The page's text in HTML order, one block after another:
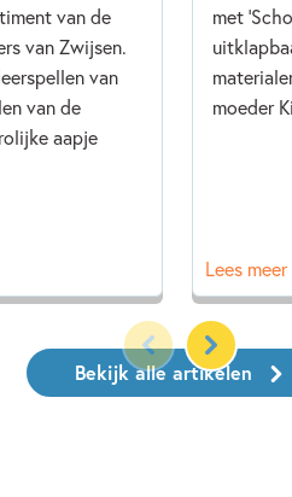
van de
van Zwijsen.
van
van de
aapje
met
moeder
Lees meer
Bekijk alle artikelen